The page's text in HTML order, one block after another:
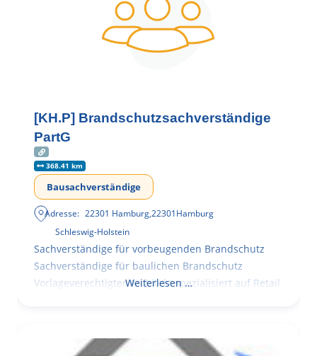
[KH.P] Brandschutzsachverständige
PartG
368.41 km
Bausachverständige
Adresse: 22301 Hamburg,22301Hamburg
Schleswig-Holstein
Sachverständige für vorbeugenden Brandschutz
Sachverständige für baulichen Brandschutz
Vorlageverechtigter Architekt spezialisiert auf Retail
Weiterlesen …